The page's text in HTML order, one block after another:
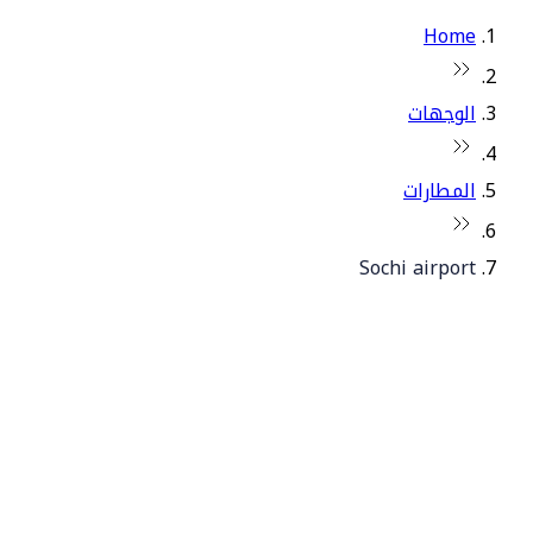
Home
الوجهات
المطارات
Sochi airport